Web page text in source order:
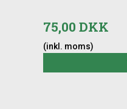
75,00 DKK
(inkl. moms)